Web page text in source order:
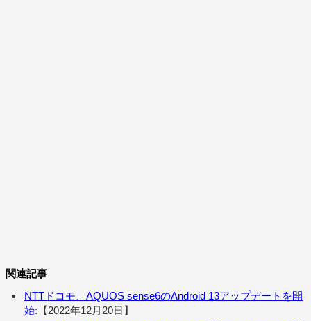
関連記事
NTTドコモ、AQUOS sense6のAndroid 13アップデートを開
始:【2022年12月20日】